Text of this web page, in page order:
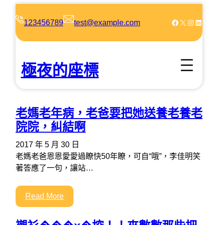
123456789 test@example.com Facebook X Instagram LinkedIn
極夜的座標
老媽老年病，老爸要把她送養老養老
院院，糾結啊
2017 年 5 月 30 日
老媽老爸恩恩愛愛過瞭快50年瞭，可自“哦”，李佳明笑
著答應了一句，讓站…
Read More